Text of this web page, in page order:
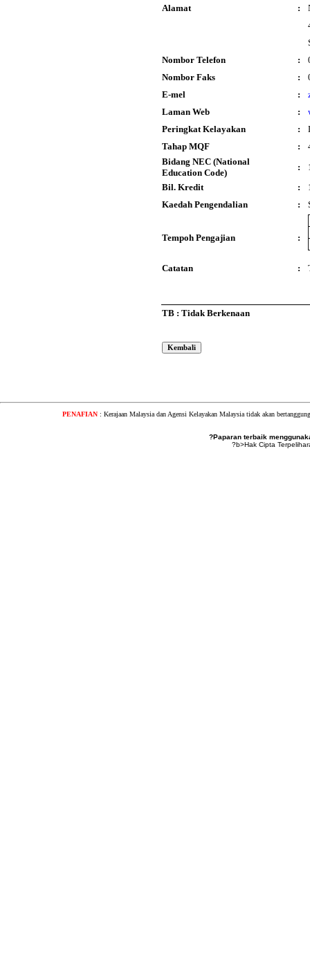
Alamat
:
Nombor Telefon
:
Nombor Faks
:
E-mel
:
Laman Web
:
Peringkat Kelayakan
:
Tahap MQF
:
Bidang NEC (National
Education Code)
:
Bil. Kredit
:
Kaedah Pengendalian
:
Tempoh Pengajian :
Catatan :
TB : Tidak Berkenaan
PENAFIAN : Kerajaan Malaysia dan Agensi Kelayakan Malaysia tidak akan
?Paparan terbaik
?b>Hak Cipta